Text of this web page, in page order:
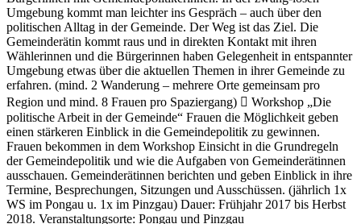
Umgebung kommt man leichter ins Gespräch – auch über den
politischen Alltag in der Gemeinde. Der Weg ist das Ziel. Die
Gemeinderätin kommt raus und in direkten Kontakt mit ihren
Wählerinnen und die Bürgerinnen haben Gelegenheit in entspannter
Umgebung etwas über die aktuellen Themen in ihrer Gemeinde zu
erfahren. (mind. 2 Wanderung – mehrere Orte gemeinsam pro
Region und mind. 8 Frauen pro Spaziergang)  Workshop „Die
politische Arbeit in der Gemeinde“ Frauen die Möglichkeit geben
einen stärkeren Einblick in die Gemeindepolitik zu gewinnen.
Frauen bekommen in dem Workshop Einsicht in die Grundregeln
der Gemeindepolitik und wie die Aufgaben von Gemeinderätinnen
ausschauen. Gemeinderätinnen berichten und geben Einblick in ihre
Termine, Besprechungen, Sitzungen und Ausschüssen. (jährlich 1x
WS im Pongau u. 1x im Pinzgau) Dauer: Frühjahr 2017 bis Herbst
2018. Veranstaltungsorte: Pongau und Pinzgau